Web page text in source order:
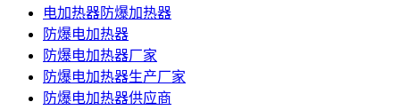
电加热器防爆加热器
防爆电加热器
防爆电加热器厂家
防爆电加热器生产厂家
防爆电加热器供应商